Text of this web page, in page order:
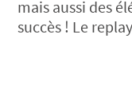
mais aussi des
succès ! Le